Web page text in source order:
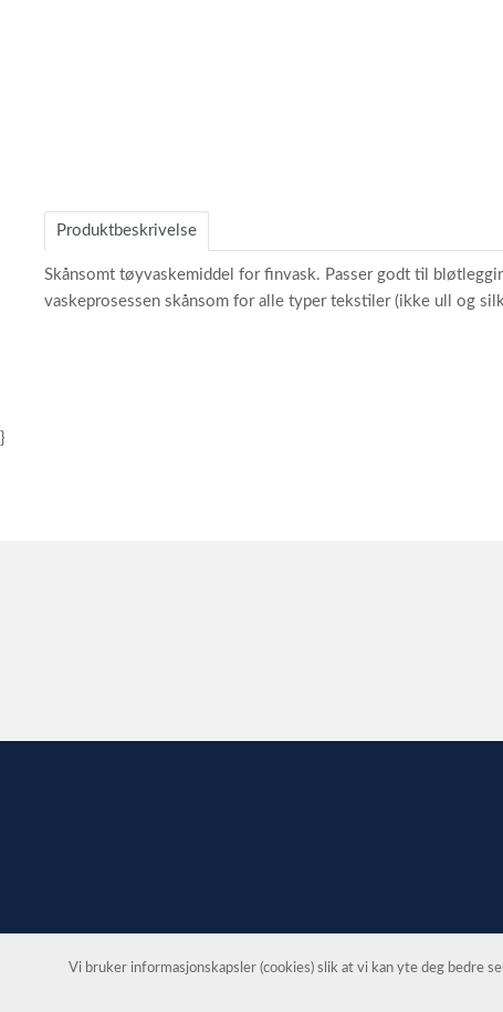
Produktbeskrivelse
Skånsomt tøyvaskemiddel for finvask. Passer godt til
vaskeprosessen skånsom for alle typer tekstiler (ikke ull og
}
Vi bruker informasjonskapsler (cookies) slik at vi kan yte deg bedre